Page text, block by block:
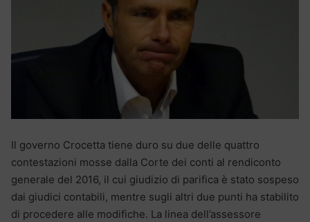
Il governo Crocetta tiene duro su due delle quattro
contestazioni mosse dalla Corte dei conti al rendiconto
generale del 2016, il cui giudizio di parifica è stato sospeso
dai giudici contabili, mentre sugli altri due punti ha stabilito
di procedere alle modifiche. La linea dell’assessore